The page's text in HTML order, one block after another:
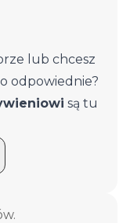
lub chcesz
odpowiednie?
są tu